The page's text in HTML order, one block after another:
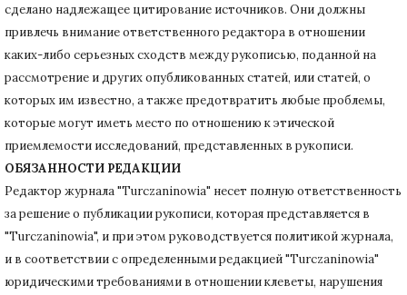
сделано надлежащее цитирование источников. Они должны
привлечь внимание ответственного редактора в отношении
каких-либо серьезных сходств между рукописью, поданной на
рассмотрение и других опубликованных статей, или статей, о
которых им известно, а также предотвратить любые проблемы,
которые могут иметь место по отношению к этической
приемлемости исследований, представленных в рукописи.
ОБЯЗАННОСТИ РЕДАКЦИИ
Редактор журнала "Turczaninowia" несет полную ответственность
за решение о публикации рукописи, которая представляется в
"Turczaninowia", и при этом руководствуется политикой журнала,
и в соответствии с определенными редакцией "Turczaninowia"
юридическими требованиями в отношении клеветы, нарушения